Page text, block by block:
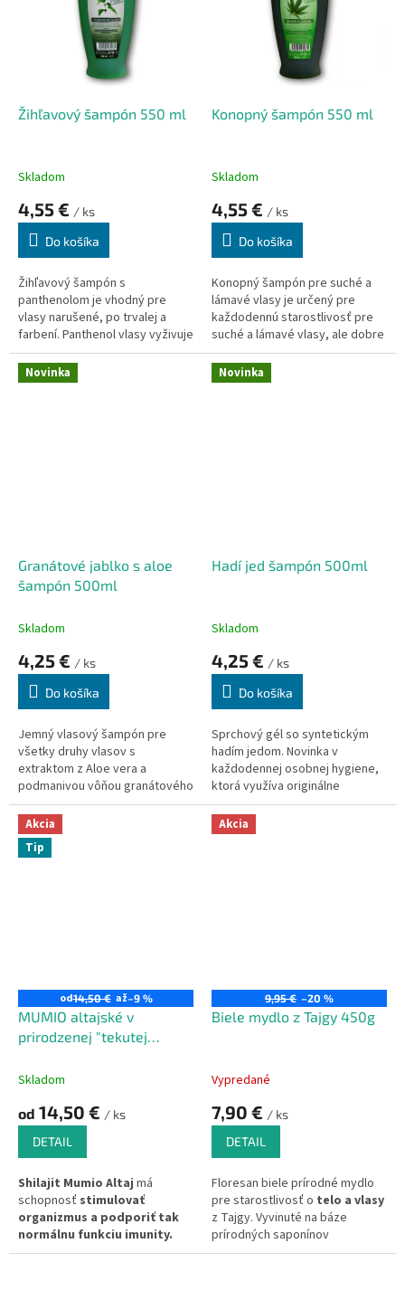
Žihľavový šampón 550 ml
Skladom
4,55 € / ks
Do košíka
Žihľavový šampón s
panthenolom je vhodný pre
vlasy narušené, po trvalej a
farbení. Panthenol vlasy vyživuje
a napomáha ich regenerácii.
Žihľava výrazne podporuje
metabolizmus a prekrvenie
Konopný šampón 550 ml
Skladom
4,55 € / ks
Do košíka
Konopný šampón pre suché a
lámavé vlasy je určený pre
každodennú starostlivosť pre
suché a lámavé vlasy, ale dobre
ošetrí aj ostatné typy vlasov.
Účinky konope v kozmetike a
liečiteľstve sú úplne ohromujúca
Novinka
Granátové jablko s aloe
šampón 500ml
Skladom
4,25 € / ks
Do košíka
Jemný vlasový šampón pre
všetky druhy vlasov s
extraktom z Aloe vera a
podmanivou vôňou granátového
jablka.
Novinka
Hadí jed šampón 500ml
Skladom
4,25 € / ks
Do košíka
Sprchový gél so syntetickým
hadím jedom. Novinka v
každodennej osobnej hygiene,
ktorá využíva originálne
komponenty na skvalitnenie
starostlivosti o vlasy a vlasovú
pokožku.
Akcia
Tip
od14,50 € až–9 %
MUMIO altajské v
prirodzenej "tekutej
Skladom
od 14,50 € / ks
DETAIL
Shilajit Mumio Altaj má
schopnosť stimulovať
organizmus a podporiť tak
normálnu funkciu imunity.
Teraz na trhu v "tekutej"
Akcia
9,95 € –20 %
Biele mydlo z Tajgy 450g
Vypredané
7,90 € / ks
DETAIL
Floresan biele prírodné mydlo
pre starostlivosť o telo a vlasy
z Tajgy. Vyvinuté na báze
prírodných saponínov
obsiahnutých v mydlovom